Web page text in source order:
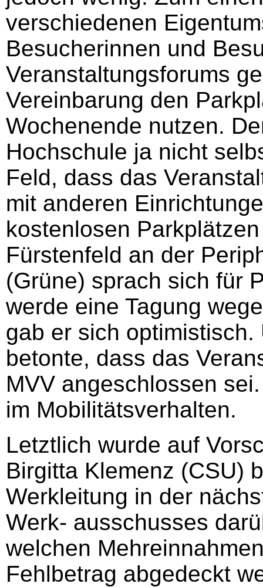
verschiedenen
Besucherinnen und
Veranstaltungsforums
Vereinbarung den
Wochenende nutzen.
Hochschule ja nicht
Feld, dass das
mit anderen
kostenlosen
Fürstenfeld an der
(Grüne) sprach sich für
werde eine Tagung
gab er sich
betonte, dass das
MVV angeschlossen
im Mobilitätsverhalten.
Letztlich wurde auf
Birgitta Klemenz (CSU)
Werkleitung in der
Werk- ausschusses
welchen
Fehlbetrag abgedeckt